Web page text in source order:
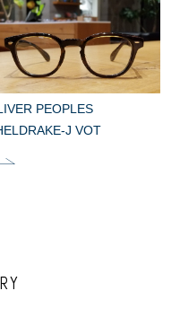
PEOPLES
J VOT